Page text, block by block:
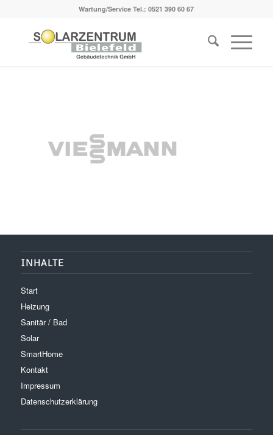
Wartung/Service Tel.:0521 390 60 67
INHALTE
Start
Heizung
Sanitär / Bad
Solar
SmartHome
Kontakt
Impressum
Datenschutzerklärung